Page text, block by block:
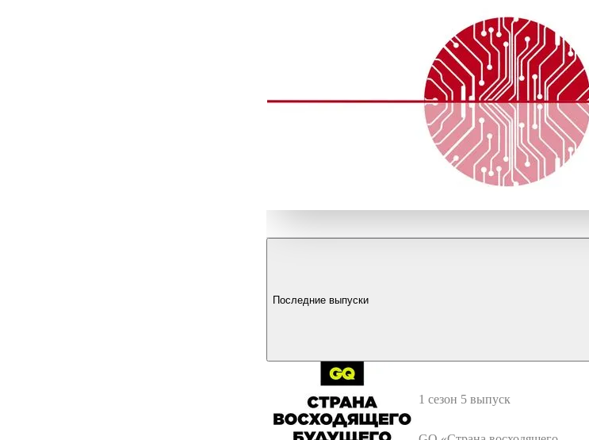
Последние выпуски
1 сезон 5 выпуск